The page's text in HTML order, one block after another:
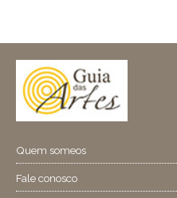
Quem someos
Fale conosco